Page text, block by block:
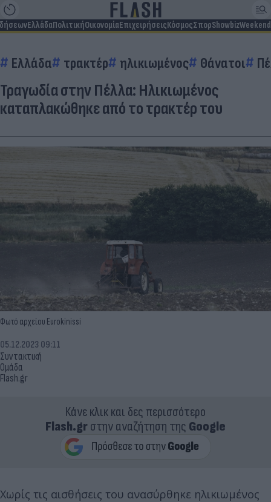
ΕλλάδαΠολιτικήΟικονομίαΕπιχειρήσειςΚόσμοςΣπορShowbizWeekend
Ελλάδα τρακτέρ ηλικιωμένος Θάνατοι
Τραγωδία στην Πέλλα: Ηλικιωμένος
καταπλακώθηκε από το τρακτέρ του
Φωτό αρχείου Eurokinissi
Συντακτική
Ομάδα
Flash.gr
05.12.2023 09:11
Κάνε κλικ και δες περισσότερο
Flash.grστην αναζήτηση της Google
Χωρίς τις αισθήσεις του ανασύρθηκε ηλικιωμένος